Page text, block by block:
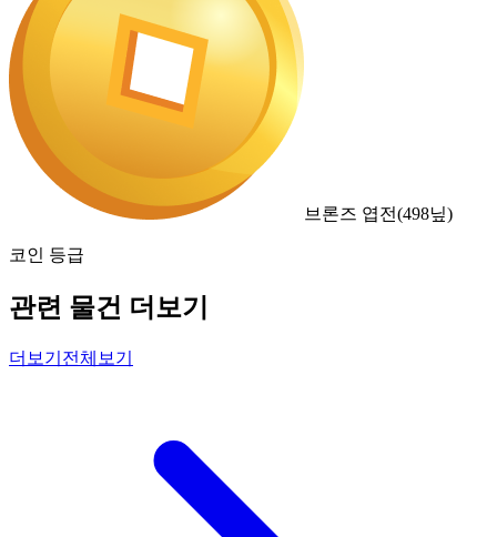
브론즈 엽전(498닢)
코인 등급
관련 물건 더보기
더보기 전체보기